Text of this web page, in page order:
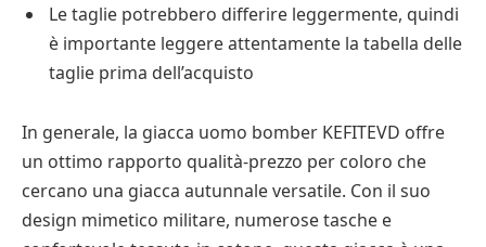
Le taglie potrebbero differire leggermente, quindi
è importante leggere attentamente la tabella delle
taglie prima dell’acquisto
In generale, la giacca uomo bomber KEFITEVD offre
un ottimo rapporto qualità-prezzo per coloro che
cercano una giacca autunnale versatile. Con il suo
design mimetico militare, numerose tasche e